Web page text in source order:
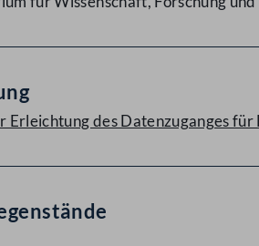
Erleichtung des Datenzuganges